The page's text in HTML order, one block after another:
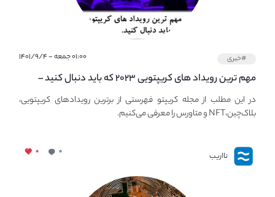
#خبری ۰۱:۰۰ جمعه - ۱۴۰۱/۹/۴
مهم ترین رویداد های کریپتویی ۲۰۲۳ که باید دنبال کنید –
معرفی بهترین رویداد های جهانی
در این مطلب از مجله کریپتو فهرستی از برترین رویدادهای کریپتویی،
بلاک‌چین،NFT و متاورس را معرفی می‌کنیم.
نااریب ۰ ۰